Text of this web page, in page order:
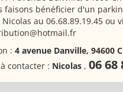
faisons bénéficier d'un
Nicolas au 06.68.89.19.45 ou
: 4 avenue Danville, 94600
contacter : Nicolas , 06 68